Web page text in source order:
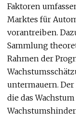
Faktoren
Marktes für
vorantreiben.
Sammlung
Rahmen der
untermauern.
die das